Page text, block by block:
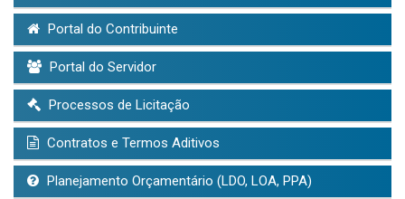
Portal do Contribuinte
Portal do Servidor
Processos de Licitação
Contratos e Termos Aditivos
Planejamento Orçamentário (LDO, LOA, PPA)